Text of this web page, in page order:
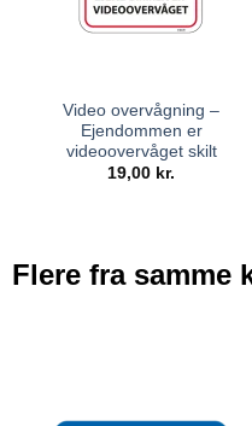
Video overvågning –
Ejendommen er
videoovervåget skilt
19,00 kr.
Flere fra samme